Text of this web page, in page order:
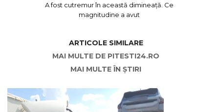
A fost cutremur în această dimineață. Ce
magnitudine a avut
ARTICOLE SIMILARE
MAI MULTE DE PITESTI24.RO
MAI MULTE ÎN ȘTIRI